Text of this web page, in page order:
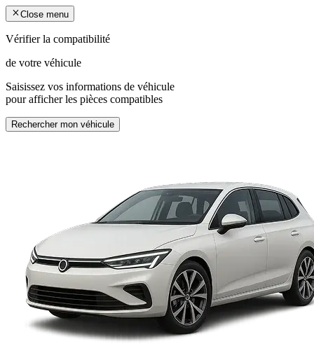
Close menu
Vérifier la compatibilité
de votre véhicule
Saisissez vos informations de véhicule
pour afficher les pièces compatibles
Rechercher mon véhicule